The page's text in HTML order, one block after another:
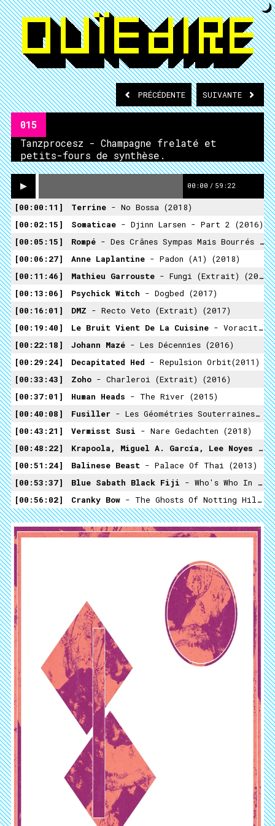
PRÉCÉDENTE SUIVANTE
015
Tanzprocesz - Champagne frelaté et
petits-fours de synthèse.
00:00 / 59:22
00:00:11 Terrine - No Bossa (2018)
00:02:15
Somaticae - Djinn Larsen - Part 2 (2016)
00:05:15
Rompé - Des Crânes Sympas Mais Bourrés De Merdes (Extrait) (2017)
00:06:27
Anne Laplantine - Padon (A1) (2018)
00:11:46
Mathieu Garrouste - Fungi (Extrait) (2014)
00:13:06
Psychick Witch - Dogbed (2017)
00:16:01
DMZ - Recto Veto (Extrait) (2017)
00:19:40
Le Bruit Vient De La Cuisine - Voracité (Extrait) (2018)
00:22:18
Johann Mazé - Les Décennies (2016)
00:29:24
Decapitated Hed - Repulsion Orbit(2011)
00:33:43
Zoho - Charleroi (Extrait) (2016)
00:37:01
Human Heads - The River (2015)
00:40:08
Fusiller - Les Géométries Souterraines (Extrait) (2013)
00:43:21
Vermisst Susi - Nare Gedachten (2018)
00:48:22
Krapoola, Miguel A. García, Lee Noyes
-
00:51:24
Balinese Beast - Palace Of Thai (2013)
00:53:37
Blue Sabath Black Fiji - Who's Who In The Forest (2010)
00:56:02
Cranky Bow - The Ghosts Of Notting Hill Carnival (Extrait) (2018)